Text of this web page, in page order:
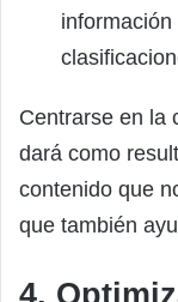
Centrarse en la
dará como
contenido que
que también